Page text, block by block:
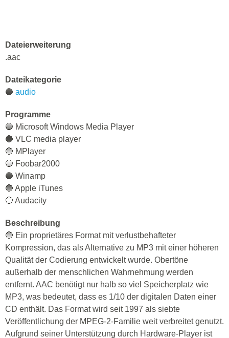
Dateierweiterung
.aac
Dateikategorie
🔵 audio
Programme
🔵 Microsoft Windows Media Player
🔵 VLC media player
🔵 MPlayer
🔵 Foobar2000
🔵 Winamp
🔵 Apple iTunes
🔵 Audacity
Beschreibung
🔵 Ein proprietäres Format mit verlustbehafteter
Kompression, das als Alternative zu MP3 mit einer höheren
Qualität der Codierung entwickelt wurde. Obertöne
außerhalb der menschlichen Wahrnehmung werden
entfernt. AAC benötigt nur halb so viel Speicherplatz wie
MP3, was bedeutet, dass es 1/10 der digitalen Daten einer
CD enthält. Das Format wird seit 1997 als siebte
Veröffentlichung der MPEG-2-Familie weit verbreitet genutzt.
Aufgrund seiner Unterstützung durch Hardware-Player ist